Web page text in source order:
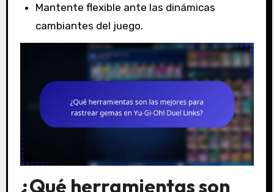
Mantente flexible ante las dinámicas
cambiantes del juego.
¿Qué herramientas son